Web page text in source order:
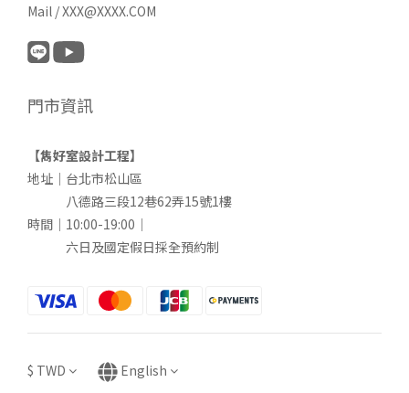
Mail / XXX@XXXX.COM
門市資訊
【雋好室設計工程】
地址｜台北市松山區
八德路三段12巷62弄15號1樓
時間｜10:00-19:00｜
六日及國定假日採全預約制
$ TWD English